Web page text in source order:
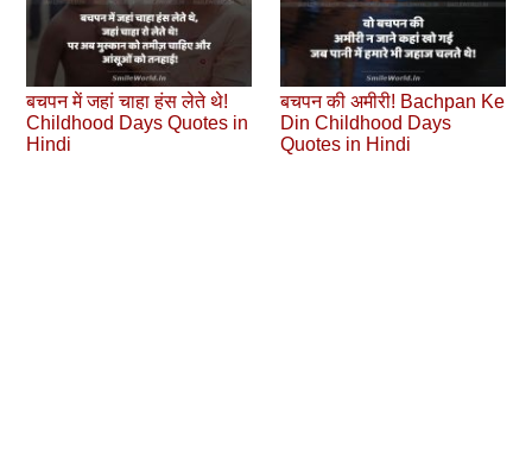
बचपन में जहां चाहा हंस लेते थे!
Childhood Days Quotes in
Hindi
बचपन की अमीरी! Bachpan Ke
Din Childhood Days
Quotes in Hindi